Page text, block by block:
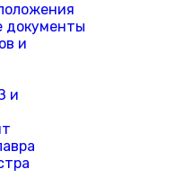
документы
и
и